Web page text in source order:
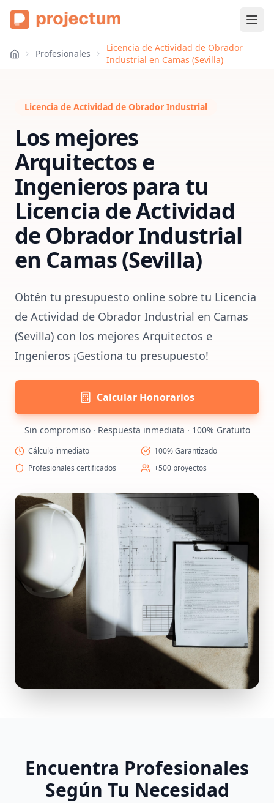
Profesionales
Licencia de Actividad de Obrador
Industrial en Camas (Sevilla)
Licencia de Actividad de Obrador Industrial
Los mejores
Arquitectos e
Ingenieros para tu
Licencia de Actividad
de Obrador Industrial
en Camas (Sevilla)
Obtén tu presupuesto online sobre tu Licencia
de Actividad de Obrador Industrial en Camas
(Sevilla) con los mejores Arquitectos e
Ingenieros ¡Gestiona tu presupuesto!
Calcular Honorarios
Sin compromiso · Respuesta inmediata · 100% Gratuito
Cálculo inmediato
100% Garantizado
Profesionales certificados
+500 proyectos
Encuentra Profesionales
Según Tu Necesidad